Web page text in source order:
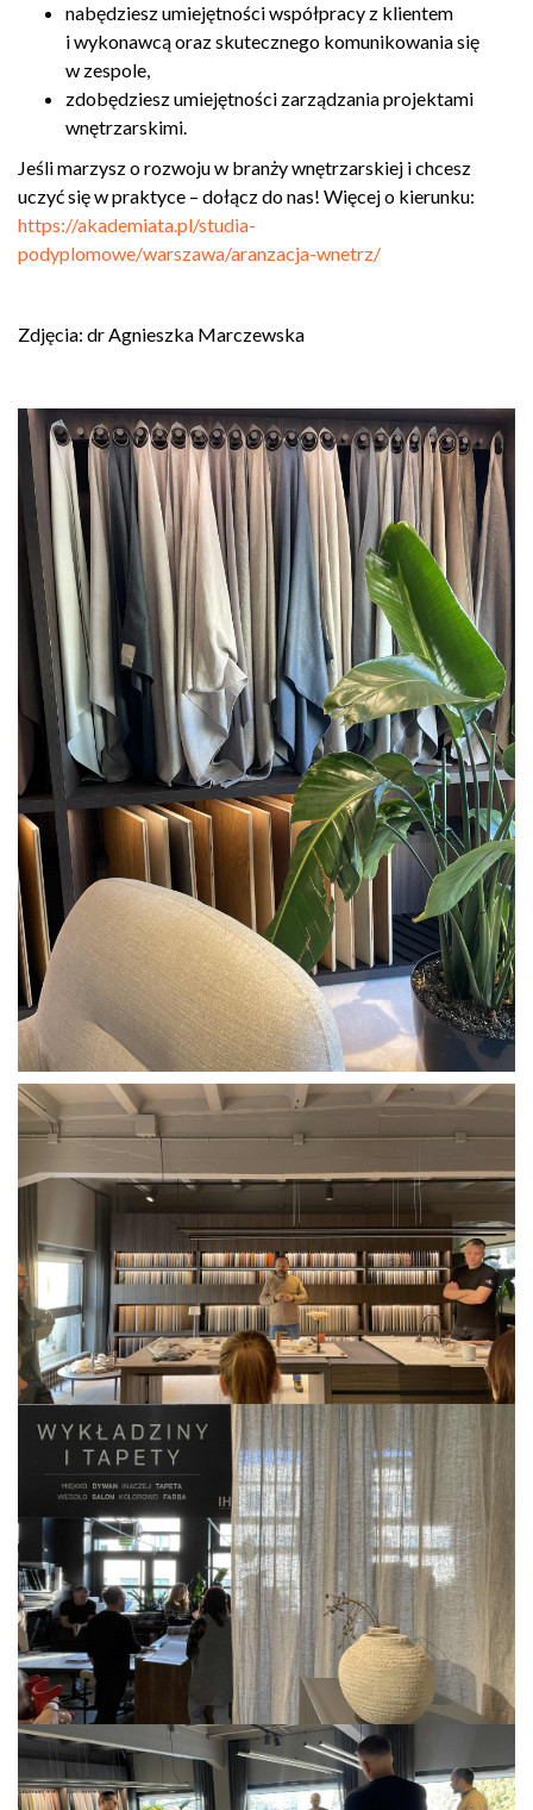
nabędziesz umiejętności współpracy z klientem
i wykonawcą oraz skutecznego komunikowania się
w zespole,
zdobędziesz umiejętności zarządzania projektami
wnętrzarskimi.
Jeśli marzysz o rozwoju w branży wnętrzarskiej i chcesz
uczyć się w praktyce – dołącz do nas! Więcej o kierunku:
https://akademiata.pl/studia-
podyplomowe/warszawa/aranzacja-wnetrz/
Zdjęcia: dr Agnieszka Marczewska